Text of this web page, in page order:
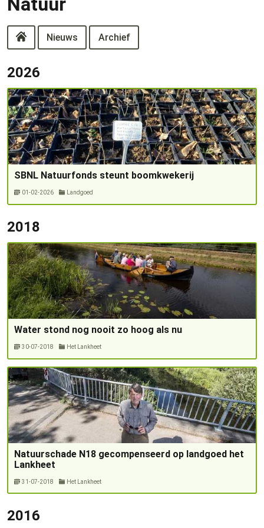
Nieuws Archief
2026
SBNL Natuurfonds steunt boomkwekerij
01-02-2026 Landgoed
2018
Water stond nog nooit zo hoog als nu
30-07-2018 Het Lankheet
Natuurschade N18 gecompenseerd op landgoed het
Lankheet
31-07-2018 Het Lankheet
2016